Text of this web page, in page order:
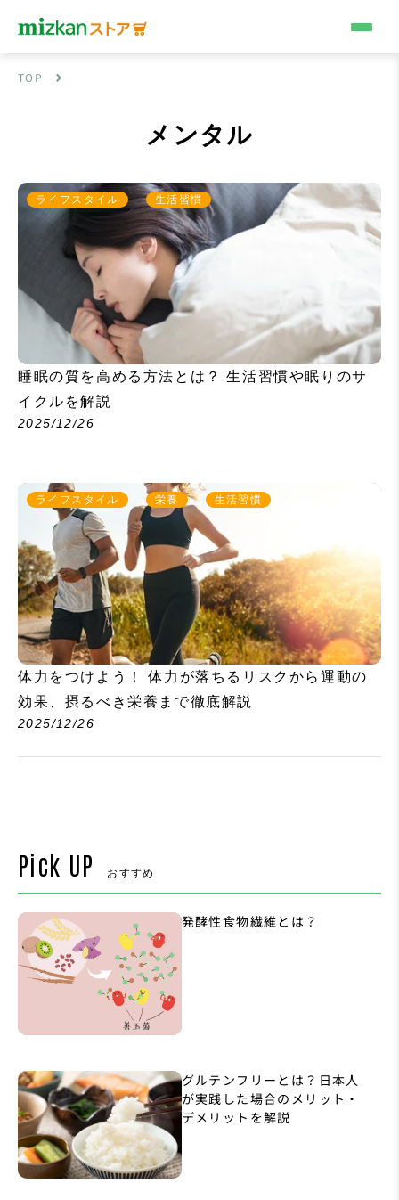
コンテンツへスキップ
TOP
メンタル
ライフスタイル 生活習慣
睡眠の質を高める方法とは？ 生活習慣や眠りのサ
イクルを解説
2025/12/26
ライフスタイル 栄養 生活習慣
体力をつけよう！ 体力が落ちるリスクから運動の
効果、摂るべき栄養まで徹底解説
2025/12/26
Pick UP おすすめ
発酵性食物繊維とは？
グルテンフリーとは？日本人
が実践した場合のメリット・
デメリットを解説